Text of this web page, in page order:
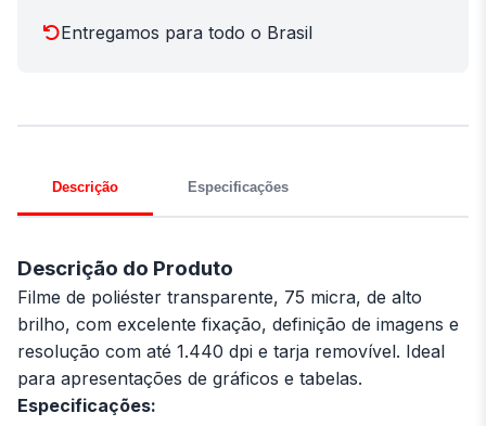
Entregamos para todo o Brasil
Descrição Especificações
Descrição do Produto
Filme de poliéster transparente, 75 micra, de alto
brilho, com excelente fixação, definição de imagens e
resolução com até 1.440 dpi e tarja removível. Ideal
para apresentações de gráficos e tabelas.
Especificações: